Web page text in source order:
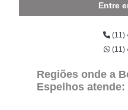
Entre
(11)
(11)
Regiões onde a
Espelhos atende: